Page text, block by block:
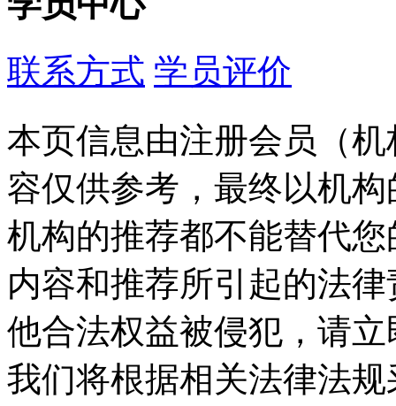
联系方式 学员评价
本页信息由注册会员（
容仅供参考，最终以机
机构的推荐都不能替代
内容和推荐所引起的法
他合法权益被侵犯，请
我们将根据相关法律法